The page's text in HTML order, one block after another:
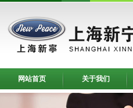
网站首页 关于我们